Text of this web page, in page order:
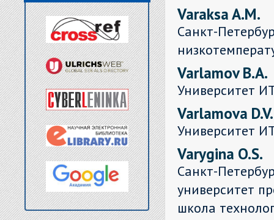
Varaksa A.M.
Санкт-
Varlamov B.A.
Университет
Varlamova D.V.
Университет
Varygina O.S.
Санкт-
университет
школа